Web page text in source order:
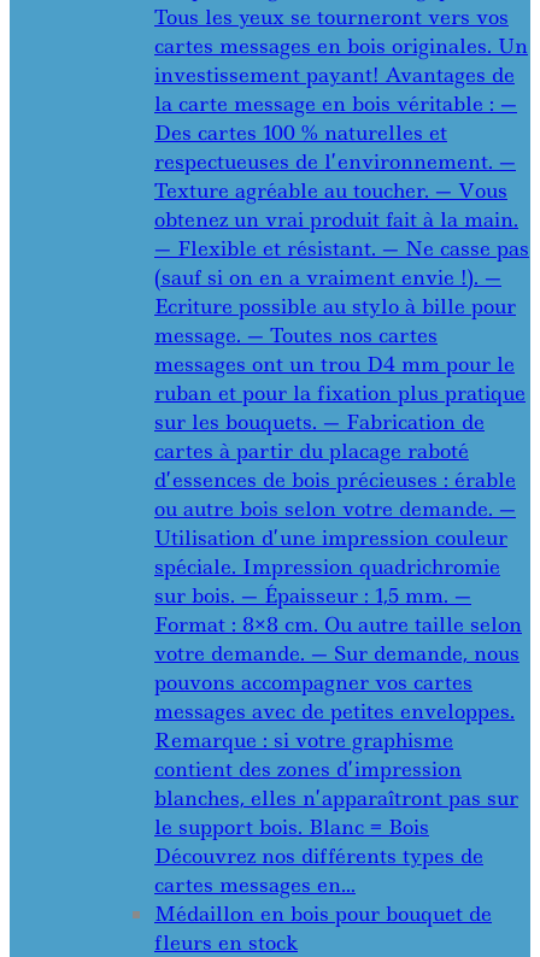
Tous les yeux se tourneront vers vos
cartes messages en bois originales. Un
investissement payant! Avantages de
la carte message en bois véritable : —
Des cartes 100 % naturelles et
respectueuses de l’environnement. —
Texture agréable au toucher. — Vous
obtenez un vrai produit fait à la main.
— Flexible et résistant. — Ne casse pas
(sauf si on en a vraiment envie !). —
Ecriture possible au stylo à bille pour
message. — Toutes nos cartes
messages ont un trou D4 mm pour le
ruban et pour la fixation plus pratique
sur les bouquets. — Fabrication de
cartes à partir du placage raboté
d’essences de bois précieuses : érable
ou autre bois selon votre demande. —
Utilisation d’une impression couleur
spéciale. Impression quadrichromie
sur bois. — Épaisseur : 1,5 mm. —
Format : 8×8 cm. Ou autre taille selon
votre demande. — Sur demande, nous
pouvons accompagner vos cartes
messages avec de petites enveloppes.
Remarque : si votre graphisme
contient des zones d’impression
blanches, elles n’apparaîtront pas sur
le support bois. Blanc = Bois
Découvrez nos différents types de
cartes messages en…
Médaillon en bois pour bouquet de
fleurs en stock